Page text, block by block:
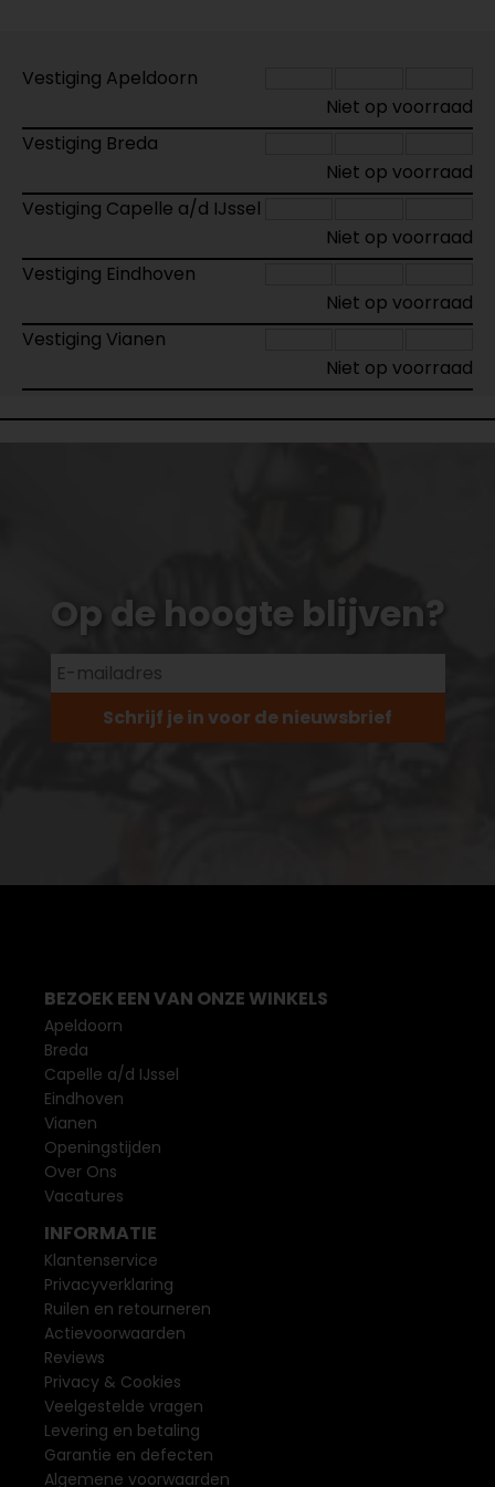
Vestiging Apeldoorn
Niet op voorraad
Vestiging Breda
Niet op voorraad
Vestiging Capelle a/d IJssel
Niet op voorraad
Vestiging Eindhoven
Niet op voorraad
Vestiging Vianen
Niet op voorraad
Op de hoogte blijven?
Schrijf je in voor de nieuwsbrief
BEZOEK EEN VAN ONZE WINKELS
Apeldoorn
Breda
Capelle a/d IJssel
Eindhoven
Vianen
Openingstijden
Over Ons
Vacatures
INFORMATIE
Klantenservice
Privacyverklaring
Ruilen en retourneren
Actievoorwaarden
Reviews
Privacy & Cookies
Veelgestelde vragen
Levering en betaling
Garantie en defecten
Algemene voorwaarden